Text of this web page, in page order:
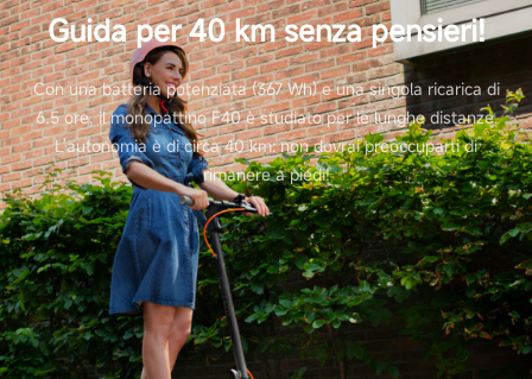
Guida per 40 km senza pensieri!
Con una batteria potenziata (367 Wh) e una singola ricarica di
6.5 ore, il monopattino F40 è studiato per le lunghe distanze.
L'autonomia è di circa 40 km: non dovrai preoccuparti di
rimanere a piedi!
IPX5
Batteria
Capacità batteria
367 Wh (10200 mAh)
Sistema intelligente di gestione della batteria
(BMS)